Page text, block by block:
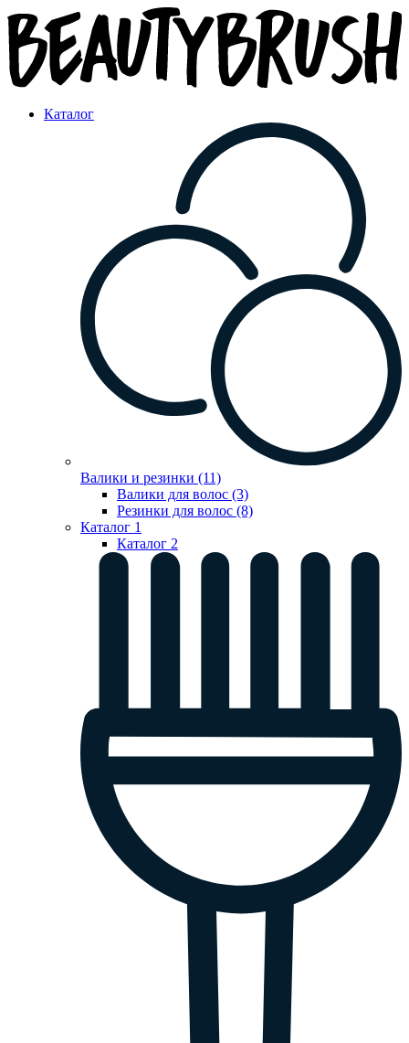
Каталог
Валики и резинки (11)
Валики для волос (3)
Резинки для волос (8)
Каталог 1
Каталог 2